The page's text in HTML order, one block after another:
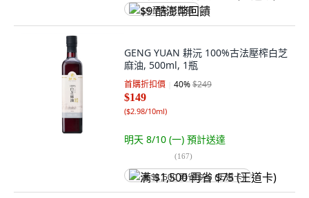
$9 酷澎幣回饋
GENG YUAN 耕沅 100%古法壓榨白芝
麻油, 500ml, 1瓶
首購折扣價 40%$249
$149
($2.98/10ml)
明天 8/10 (一) 預計送達
(167)
满 $1,500 再省 $75 (王道卡)